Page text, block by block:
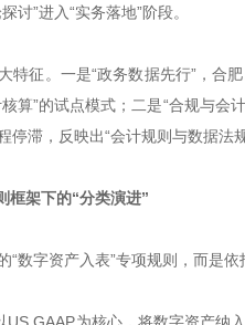
讨”进入“实务落地”阶段。
特征。一是“政务数据先行”，合
算”的试点模式；二是“合规与会
停滞，反映出“会计规则与数据法
框架下的“分类演进”
“数字资产入表”专项规则，而是